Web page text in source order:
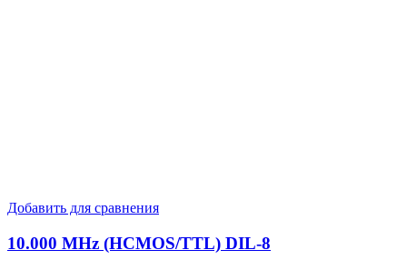
Добавить для сравнения
10.000 MHz (HCMOS/TTL) DIL-8